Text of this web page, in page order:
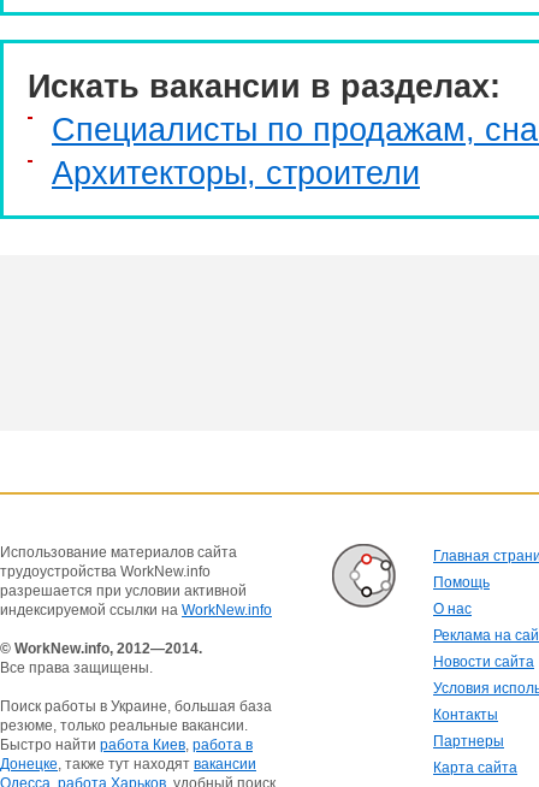
Искать вакансии в разделах:
Специалисты по продажам,
Архитекторы, строители
Использование материалов сайта
трудоустройства WorkNew.info
разрешается при условии активной
индексируемой ссылки на WorkNew.info
© WorkNew.info, 2012—2014.
Все права защищены.
Поиск работы в Украине, большая база
резюме, только реальные вакансии.
Быстро найти работа Киев, работа в
Донецке, также тут находят вакансии
Одесса работа Харьков , удобный поиск
Главная
Помощь
О нас
Реклама на
Новости сайта
Условия
Контакты
Партнеры
Карта сайта